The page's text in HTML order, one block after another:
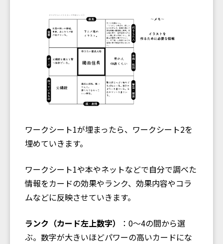
ワークシート1が埋まったら、ワークシート2を
埋めていきます。
ワークシート1や本やネットなどで自分で調べた
情報をカードの効果やランク、効果内容やコラ
ムなどに反映させていきます。
ランク（カード左上数字）
：0〜4の間から選
ぶ。数字が大きいほどパワーの高いカードにな